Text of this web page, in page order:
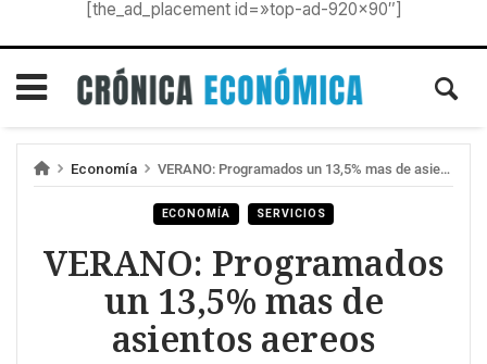
[the_ad_placement id=»top-ad-920×90″]
Economía VERANO: Programados un 13,5% mas de asientos aereos
ECONOMÍA SERVICIOS
VERANO: Programados
un 13,5% mas de
asientos aereos